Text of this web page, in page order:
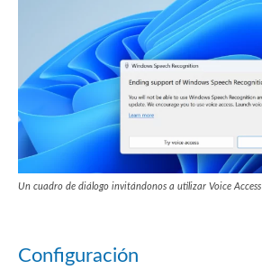
Un cuadro de diálogo invitándonos a utilizar Voice Access
Configuración